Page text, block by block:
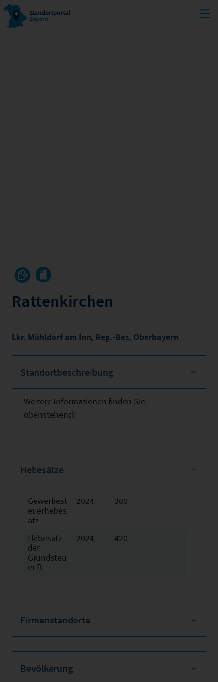
Rattenkirchen
Lkr. Mühldorf am Inn, Reg.-Bez. Oberbayern
Standortbeschreibung
Weitere Informationen finden Sie
obenstehend!
Hebesätze
Gewerbest
euerhebes
atz
2024 380
Hebesatz
der
Grundsteu
er B
2024 420
Firmenstandorte
Bevölkerung